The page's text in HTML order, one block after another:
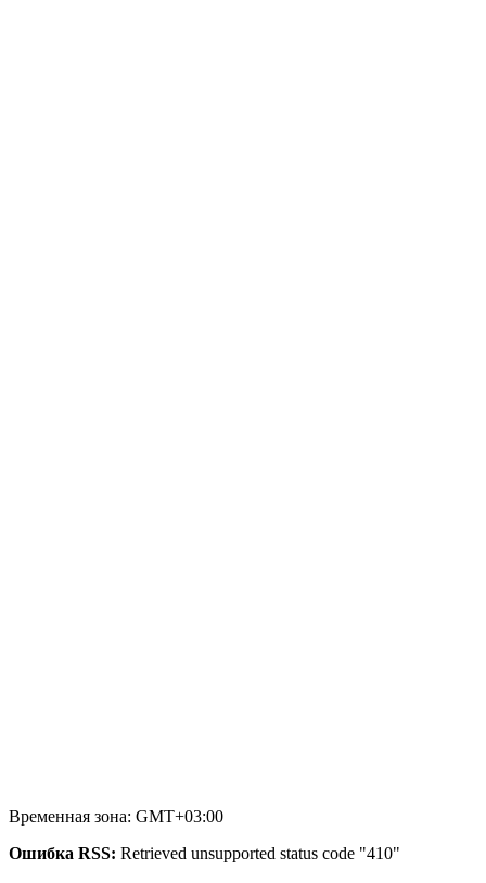
Временная зона: GMT+03:00
Ошибка RSS: Retrieved unsupported status code "410"